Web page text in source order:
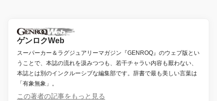
ゲンロクWeb
スーパーカー＆ラグジュアリーマガジン『GENROQ』のウェブ版とい
うことで、本誌の流れを汲みつつも、若干チャラい内容も厭わない、
本誌とは別のインクルーシブな編集部です。辞書で最も美しい言葉は
「有象無象」。
この著者の記事をもっと見る